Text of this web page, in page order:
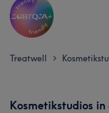
Treatwell >
Kosmetikstudios